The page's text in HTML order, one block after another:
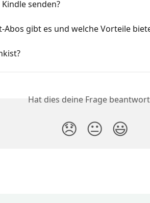
senden?
gibt es und welche Vorteile
Hat dies deine Frage
😞 😐 😃